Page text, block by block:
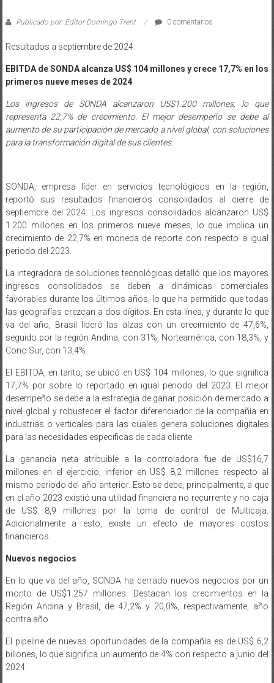
Publicado por: Editor Domingo Trent 0 comentarios
Resultados a septiembre de 2024:
EBITDA de SONDA alcanza US$ 104 millones y crece 17,7% en los
primeros nueve meses de 2024
Los ingresos de SONDA alcanzaron US$1.200 millones, lo que
representa 22,7% de crecimiento. El mejor desempeño se debe al
aumento de su participación de mercado a nivel global, con soluciones
para la transformación digital de sus clientes.
SONDA, empresa líder en servicios tecnológicos en la región,
reportó sus resultados financieros consolidados al cierre de
septiembre del 2024. Los ingresos consolidados alcanzaron US$
1.200 millones en los primeros nueve meses, lo que implica un
crecimiento de 22,7% en moneda de reporte con respecto a igual
periodo del 2023.
La integradora de soluciones tecnológicas detalló que los mayores
ingresos consolidados se deben a dinámicas comerciales
favorables durante los últimos años, lo que ha permitido que todas
las geografías crezcan a dos dígitos. En esta línea, y durante lo que
va del año, Brasil lideró las alzas con un crecimiento de 47,6%,
seguido por la región Andina, con 31%, Norteamérica, con 18,3%, y
Cono Sur, con 13,4%.
El EBITDA, en tanto, se ubicó en US$ 104 millones, lo que significa
17,7% por sobre lo reportado en igual periodo del 2023. El mejor
desempeño se debe a la estrategia de ganar posición de mercado a
nivel global y robustecer el factor diferenciador de la compañía en
industrias o verticales para las cuales genera soluciones digitales
para las necesidades específicas de cada cliente.
La ganancia neta atribuible a la controladora fue de US$16,7
millones en el ejercicio, inferior en US$ 8,2 millones respecto al
mismo periodo del año anterior. Esto se debe, principalmente, a que
en el año 2023 existió una utilidad financiera no recurrente y no caja
de US$ 8,9 millones por la toma de control de Multicaja.
Adicionalmente a esto, existe un efecto de mayores costos
financieros.
Nuevos negocios
En lo que va del año, SONDA ha cerrado nuevos negocios por un
monto de US$1.257 millones. Destacan los crecimientos en la
Región Andina y Brasil, de 47,2% y 20,0%, respectivamente, año
contra año.
El pipeline de nuevas oportunidades de la compañía es de US$ 6,2
billones, lo que significa un aumento de 4% con respecto a junio del
2024.